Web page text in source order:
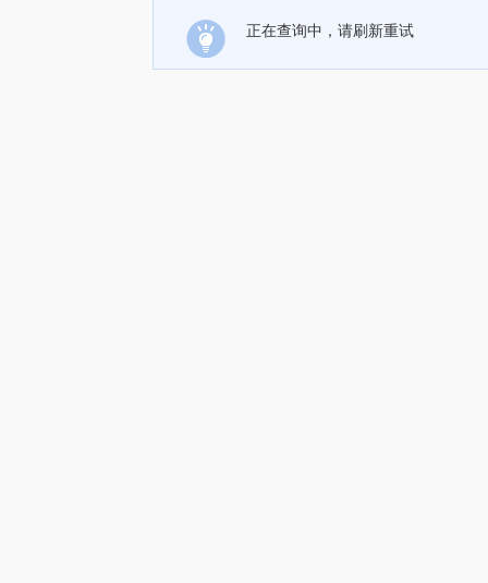
正在查询中，请刷新重试